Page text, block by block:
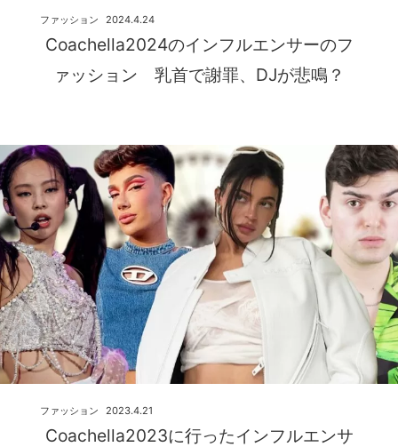
Coachella2024のインフルエンサーのフ
ァッション 乳首で謝罪、DJが悲鳴？
2024.4.24
ファッション
Coachella2023に行ったインフルエンサ
2023.4.21
ファッション